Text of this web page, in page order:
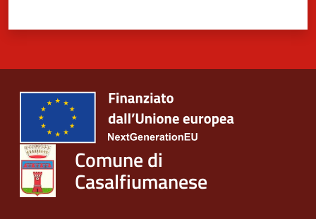
Comune di
Casalfiumanese